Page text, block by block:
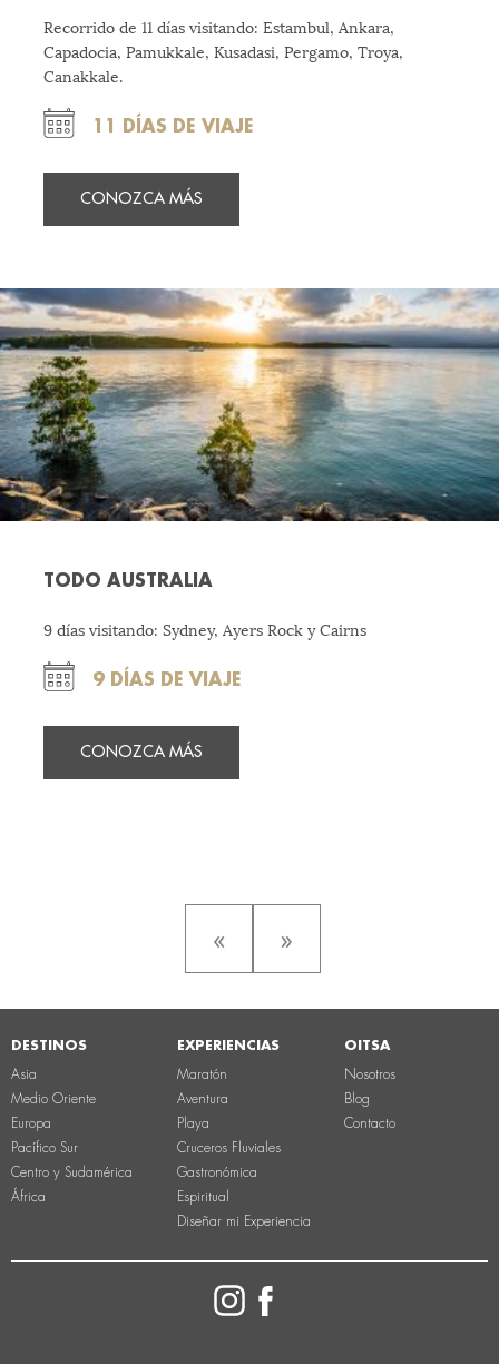
Recorrido de 11 días visitando: Estambul, Ankara,
Capadocia, Pamukkale, Kusadasi, Pergamo, Troya,
Canakkale.
11 DÍAS DE VIAJE
CONOZCA MÁS
TODO AUSTRALIA
9 días visitando: Sydney, Ayers Rock y Cairns
9 DÍAS DE VIAJE
CONOZCA MÁS
« »
DESTINOS
Asia
Medio Oriente
Europa
Pacífico Sur
Centro y Sudamérica
África
EXPERIENCIAS
Maratón
Aventura
Playa
Cruceros Fluviales
Gastronómica
Espiritual
Diseñar mi Experiencia
OITSA
Nosotros
Blog
Contacto